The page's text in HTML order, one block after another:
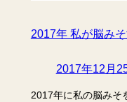
2017年 私が脳み
2017年12月
2017年に私の脳みそ